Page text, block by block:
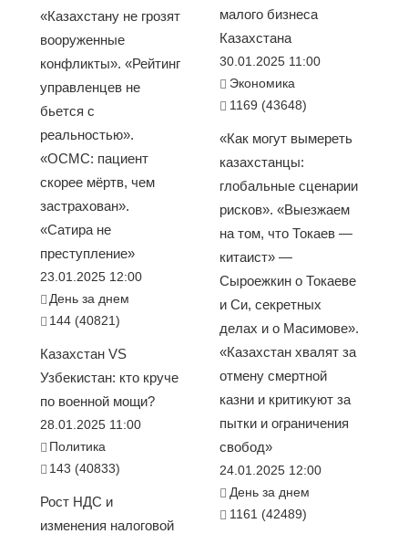
«Казахстану не грозят
вооруженные
конфликты». «Рейтинг
управленцев не
бьется с
реальностью».
«ОСМС: пациент
скорее мёртв, чем
застрахован».
«Сатира не
преступление»
23.01.2025 12:00
День за днем
144 (40821)
Казахстан VS
Узбекистан: кто круче
по военной мощи?
28.01.2025 11:00
Политика
143 (40833)
Рост НДС и
изменения налоговой
малого бизнеса
Казахстана
30.01.2025 11:00
Экономика
1169 (43648)
«Как могут вымереть
казахстанцы:
глобальные сценарии
рисков». «Выезжаем
на том, что Токаев —
китаист» —
Сыроежкин о Токаеве
и Си, секретных
делах и о Масимове».
«Казахстан хвалят за
отмену смертной
казни и критикуют за
пытки и ограничения
свобод»
24.01.2025 12:00
День за днем
1161 (42489)